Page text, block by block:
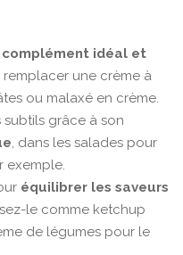
complément idéal et
remplacer une crème à
ou malaxé en crème.
subtils grâce à son
, dans les salades pour
exemple.
équilibrer les saveurs
le comme ketchup
de légumes pour le